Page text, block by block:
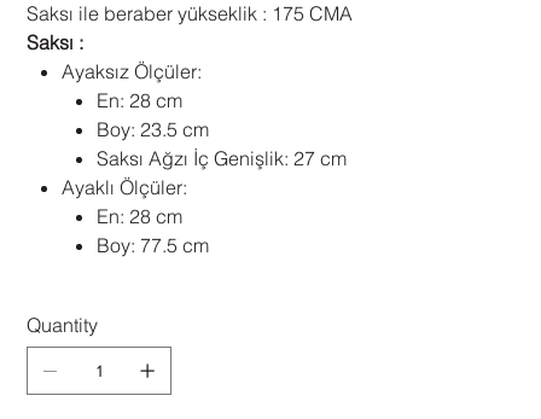
Saksı ile beraber yükseklik : 175 CMA
Saksı :
Ayaksız Ölçüler:
En: 28 cm
Boy: 23.5 cm
Saksı Ağzı İç Genişlik: 27 cm
Ayaklı Ölçüler:
En: 28 cm
Boy: 77.5 cm
Quantity